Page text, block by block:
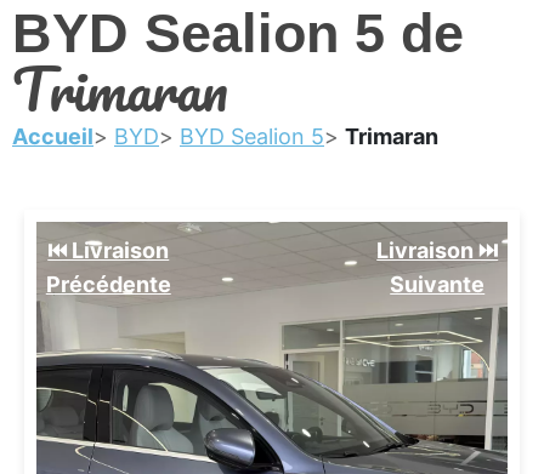
BYD Sealion 5 de
Trimaran
Accueil BYD BYD Sealion 5 Trimaran
⏮️ Livraison
Précédente
Livraison ⏭️
Suivante️